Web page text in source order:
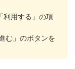
用する」の項
む」のボタンを